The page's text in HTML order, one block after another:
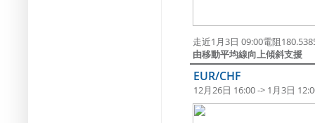
走近1月3日 09:00電阻
由移動平均線向上傾斜支援
EUR/CHF
12月26日 16:00 -> 1月3日